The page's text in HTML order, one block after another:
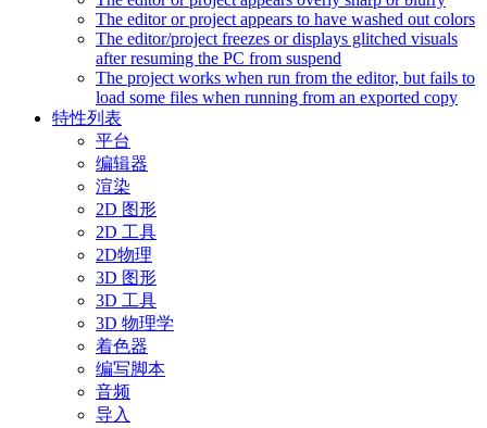
The editor or project appears to have washed out colors
The editor/project freezes or displays glitched visuals
after resuming the PC from suspend
The project works when run from the editor, but fails to
load some files when running from an exported copy
特性列表
平台
编辑器
渲染
2D 图形
2D 工具
2D物理
3D 图形
3D 工具
3D 物理学
着色器
编写脚本
音频
导入